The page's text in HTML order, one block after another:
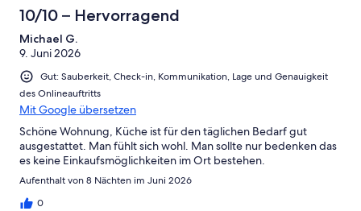
10/10 – Hervorragend
Michael G.
9. Juni 2026
Gut: Sauberkeit, Check-in, Kommunikation, Lage und Genauigkeit
des Onlineauftritts
Mit Google übersetzen
Schöne Wohnung, Küche ist für den täglichen Bedarf gut
ausgestattet. Man fühlt sich wohl. Man sollte nur bedenken das
es keine Einkaufsmöglichkeiten im Ort bestehen.
Aufenthalt von 8 Nächten im Juni 2026
0